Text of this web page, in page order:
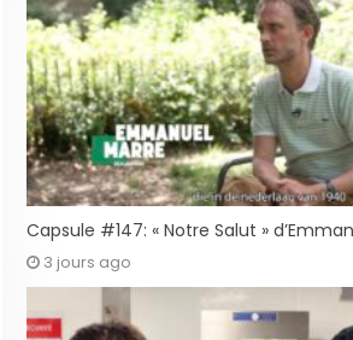
Capsule #147: « Notre Salut »
3 jours ago